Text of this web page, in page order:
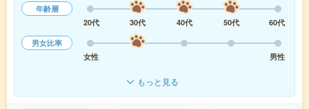
年齢層
20代
30代 40代 50代
60代
男女比率
女性
男性
もっと見る